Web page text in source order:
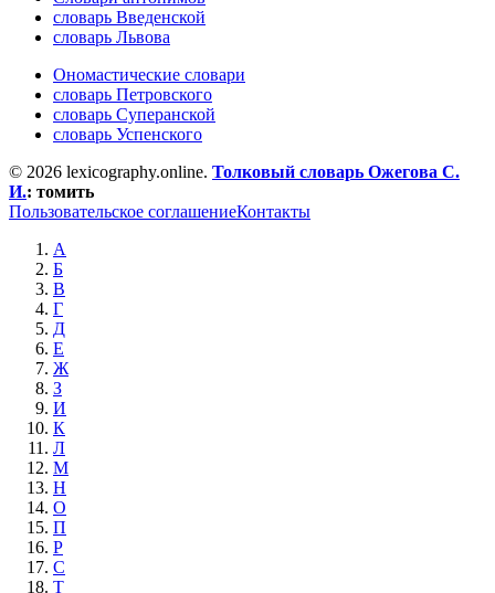
словарь Введенской
словарь Львова
Ономастические словари
словарь Петровского
словарь Суперанской
словарь Успенского
© 2026 lexicography.online. Толковый словарь Ожегова C.
И.: томить
Пользовательское соглашениеКонтакты
А
Б
В
Г
Д
Е
Ж
З
И
К
Л
М
Н
О
П
Р
С
Т